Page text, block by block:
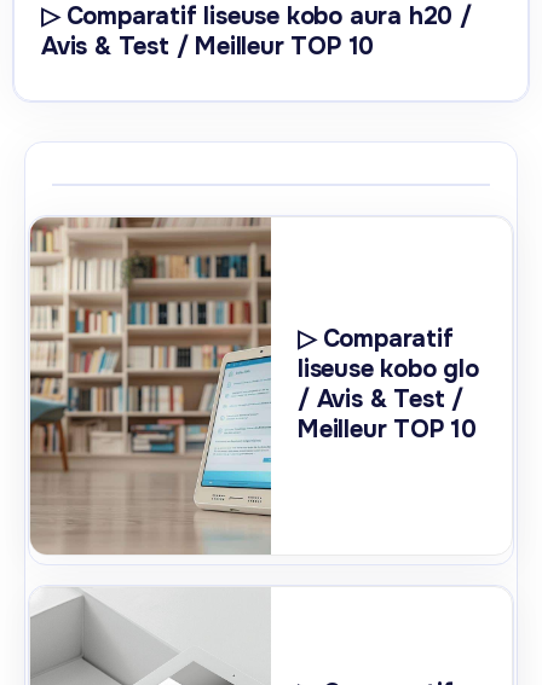
▷ Comparatif liseuse kobo aura h20 /
Avis & Test / Meilleur TOP 10
▷ Comparatif
liseuse kobo glo
/ Avis & Test /
Meilleur TOP 10